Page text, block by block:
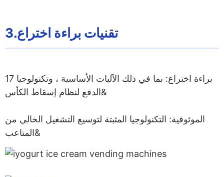
3.تقنيات براءة اختراع
17 براءة اختراع: بما في ذلك الآليات الأساسية ، وتكنولوجيا
الدفع لنظام إسقاط الكأس&
الموثوقية: التكنولوجيا المثبتة لتوسيع التشغيل الخالي من
المتاعب&